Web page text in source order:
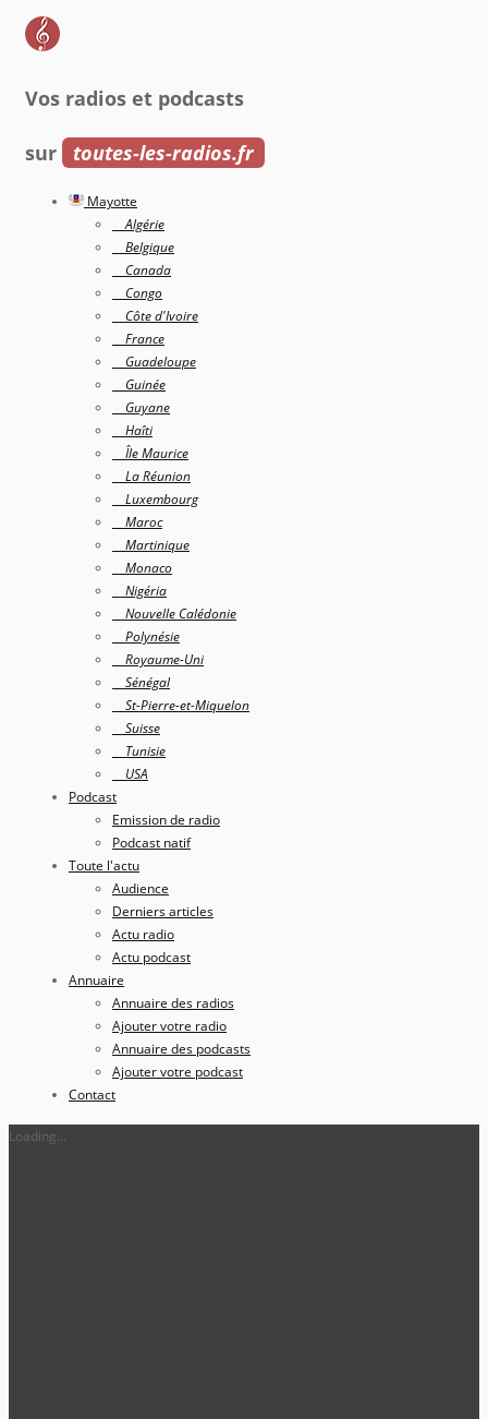
Vos radios et podcasts
sur toutes-les-radios.fr
Mayotte
Algérie
Belgique
Canada
Congo
Côte d'Ivoire
France
Guadeloupe
Guinée
Guyane
Haîti
Île Maurice
La Réunion
Luxembourg
Maroc
Martinique
Monaco
Nigéria
Nouvelle Calédonie
Polynésie
Royaume-Uni
Sénégal
St-Pierre-et-Miquelon
Suisse
Tunisie
USA
Podcast
Emission de radio
Podcast natif
Toute l'actu
Audience
Derniers articles
Actu radio
Actu podcast
Annuaire
Annuaire des radios
Ajouter votre radio
Annuaire des podcasts
Ajouter votre podcast
Contact
Loading...